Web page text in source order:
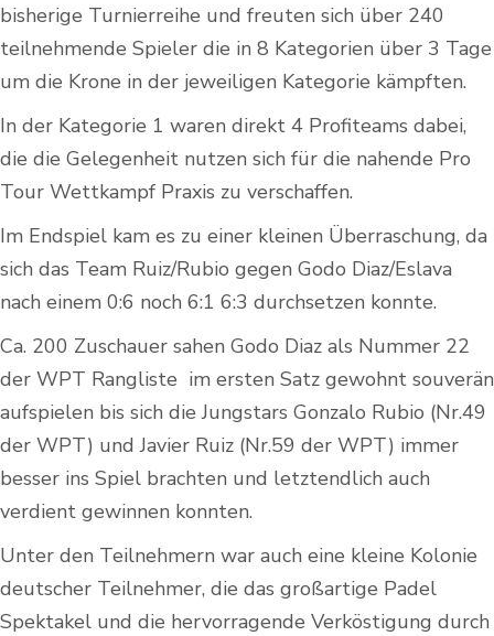
bisherige Turnierreihe und freuten sich über 240
teilnehmende Spieler die in 8 Kategorien über 3 Tage
um die Krone in der jeweiligen Kategorie kämpften.
In der Kategorie 1 waren direkt 4 Profiteams dabei,
die die Gelegenheit nutzen sich für die nahende Pro
Tour Wettkampf Praxis zu verschaffen.
Im Endspiel kam es zu einer kleinen Überraschung, da
sich das Team Ruiz/Rubio gegen Godo Diaz/Eslava
nach einem 0:6 noch 6:1 6:3 durchsetzen konnte.
Ca. 200 Zuschauer sahen Godo Diaz als Nummer 22
der WPT Rangliste im ersten Satz gewohnt souverän
aufspielen bis sich die Jungstars Gonzalo Rubio (Nr.49
der WPT) und Javier Ruiz (Nr.59 der WPT) immer
besser ins Spiel brachten und letztendlich auch
verdient gewinnen konnten.
Unter den Teilnehmern war auch eine kleine Kolonie
deutscher Teilnehmer, die das großartige Padel
Spektakel und die hervorragende Verköstigung durch